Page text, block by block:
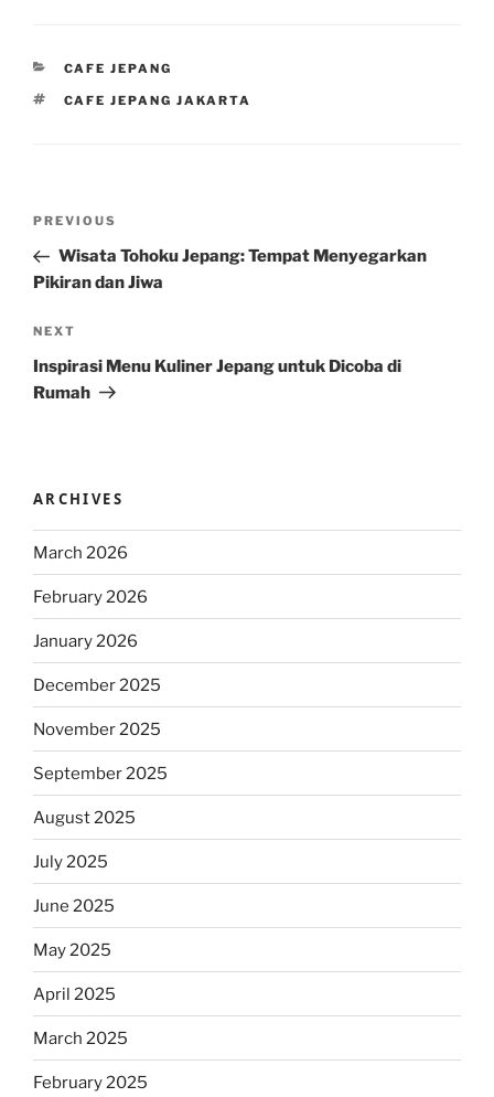
CATEGORIES
CAFE JEPANG
TAGS
CAFE JEPANG JAKARTA
Previous
Post
PREVIOUS
Wisata Tohoku Jepang: Tempat Menyegarkan
Pikiran dan Jiwa
Next
Post
NEXT
Inspirasi Menu Kuliner Jepang untuk Dicoba di
Rumah
ARCHIVES
March 2026
February 2026
January 2026
December 2025
November 2025
September 2025
August 2025
July 2025
June 2025
May 2025
April 2025
March 2025
February 2025